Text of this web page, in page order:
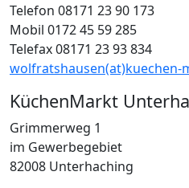
Telefon 08171 23 90 173
Mobil 0172 45 59 285
Telefax 08171 23 93 834
wolfratshausen(at)kuechen-
KüchenMarkt
Grimmerweg 1
im Gewerbegebiet
82008 Unterhaching